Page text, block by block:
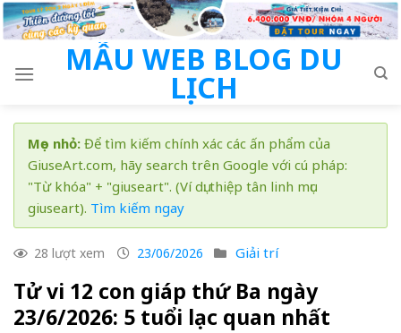
Skip
to
MẪU WEB BLOG DU
LỊCH
Mẹo nhỏ: Để tìm kiếm chính xác các ấn phẩm của
GiuseArt.com, hãy search trên Google với cú pháp:
"Từ khóa" + "giuseart". (Ví dụ: thiệp tân linh mục
giuseart). Tìm kiếm ngay
28 lượt xem 23/06/2026 Giải trí
Tử vi 12 con giáp thứ Ba ngày
23/6/2026: 5 tuổi lạc quan nhất